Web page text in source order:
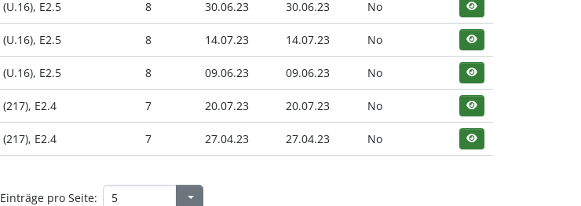
E2.5 8 30.06.23 30.06.23 No
E2.5 8 14.07.23 14.07.23 No
E2.5 8 09.06.23 09.06.23 No
E2.4 7 20.07.23 20.07.23 No
E2.4 7 27.04.23 27.04.23 No
Einträge pro Seite: